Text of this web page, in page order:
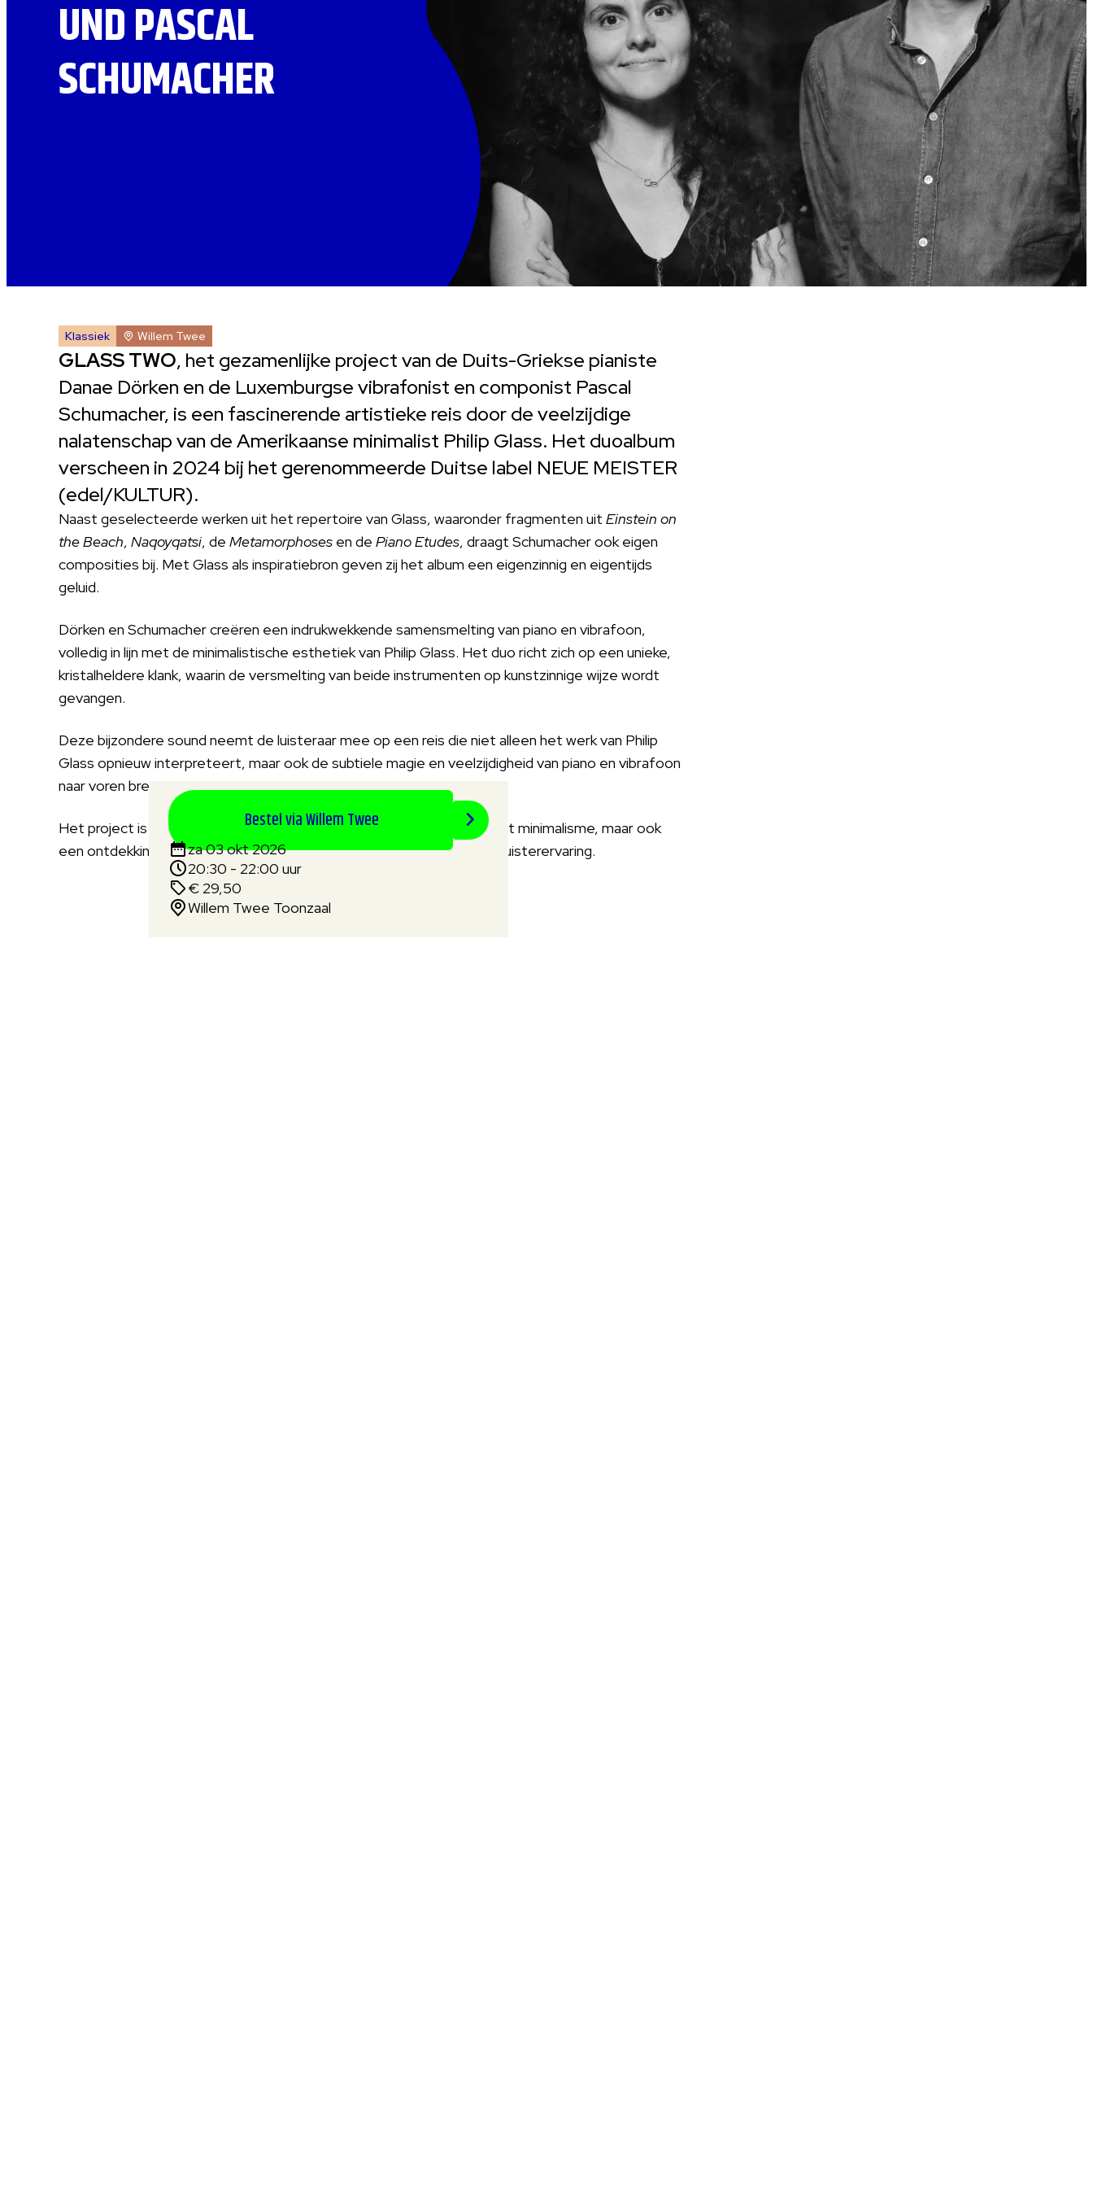
UND PASCAL
SCHUMACHER
Klassiek Willem Twee
GLASS TWO, het gezamenlijke project van de Duits-Griekse pianiste
Danae Dörken en de Luxemburgse vibrafonist en componist Pascal
Schumacher, is een fascinerende artistieke reis door de veelzijdige
nalatenschap van de Amerikaanse minimalist Philip Glass. Het duoalbum
verscheen in 2024 bij het gerenommeerde Duitse label NEUE MEISTER
(edel/KULTUR).
Naast geselecteerde werken uit het repertoire van Glass, waaronder fragmenten uit Einstein on
the Beach, Naqoyqatsi, de Metamorphoses en de Piano Etudes, draagt Schumacher ook eigen
composities bij. Met Glass als inspiratiebron geven zij het album een eigenzinnig en eigentijds
geluid.
Dörken en Schumacher creëren een indrukwekkende samensmelting van piano en vibrafoon,
volledig in lijn met de minimalistische esthetiek van Philip Glass. Het duo richt zich op een unieke,
kristalheldere klank, waarin de versmelting van beide instrumenten op kunstzinnige wijze wordt
gevangen.
Deze bijzondere sound neemt de luisteraar mee op een reis die niet alleen het werk van Philip
Glass opnieuw interpreteert, maar ook de subtiele magie en veelzijdigheid van piano en vibrafoon
naar voren brengt.
Het project is niet alleen een hommage aan een grootmeester van het minimalisme, maar ook
een ontdekkingstocht langs nieuwe klanklandschappen en een unieke luisterervaring.
Bestel via Willem Twee
za 03 okt 2026
20:30 - 22:00 uur
€ 29,50
Willem Twee Toonzaal